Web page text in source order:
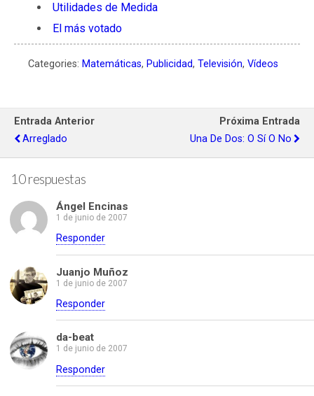
Utilidades de Medida
El más votado
Categories: Matemáticas, Publicidad, Televisión, Vídeos
Entrada Anterior
Arreglado
Próxima Entrada
Una De Dos: O Sí O No
10 respuestas
Ángel Encinas
1 de junio de 2007
Responder
Juanjo Muñoz
1 de junio de 2007
Responder
da-beat
1 de junio de 2007
Responder